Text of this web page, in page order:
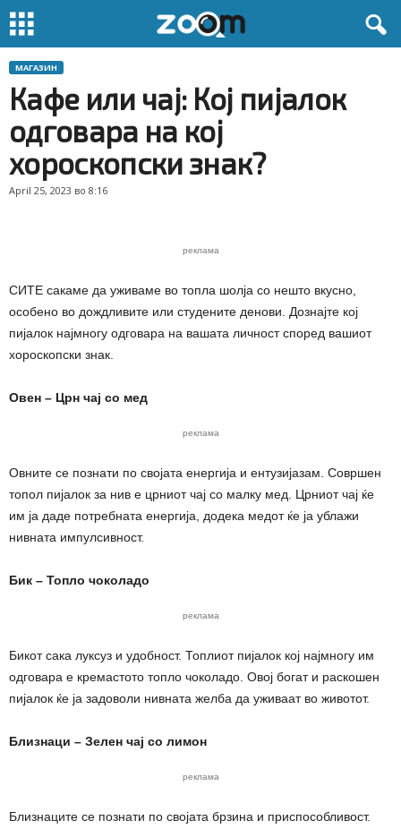
МАГАЗИН
Кафе или чај: Кој пијалок
одговара на кој
хороскопски знак?
April 25, 2023 во 8:16
реклама
СИТЕ сакаме да уживаме во топла шолја со нешто вкусно,
особено во дождливите или студените денови. Дознајте кој
пијалок најмногу одговара на вашата личност според вашиот
хороскопски знак.
Овен – Црн чај со мед
реклама
Овните се познати по својата енергија и ентузијазам. Совршен
топол пијалок за нив е црниот чај со малку мед. Црниот чај ќе
им ја даде потребната енергија, додека медот ќе ја ублажи
нивната импулсивност.
Бик – Топло чоколадо
реклама
Бикот сака луксуз и удобност. Топлиот пијалок кој најмногу им
одговара е кремастото топло чоколадо. Овој богат и раскошен
пијалок ќе ја задоволи нивната желба да уживаат во животот.
Близнаци – Зелен чај со лимон
реклама
Близнаците се познати по својата брзина и приспособливост.